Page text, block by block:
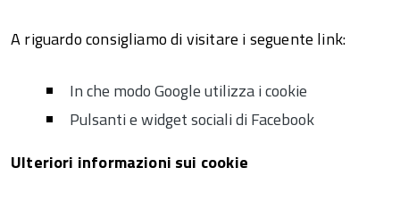
A riguardo consigliamo di visitare i seguente link:
In che modo Google utilizza i cookie
Pulsanti e widget sociali di Facebook
Ulteriori informazioni sui cookie